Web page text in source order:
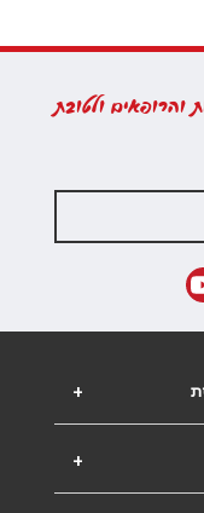
והרופאים ולטובת
+
+